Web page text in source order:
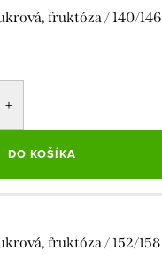
fruktóza / 140/146
DO KOŠÍKA
fruktóza / 152/158